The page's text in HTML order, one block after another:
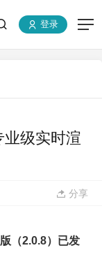
登录
级实时渲
分享
（2.0.8）已发